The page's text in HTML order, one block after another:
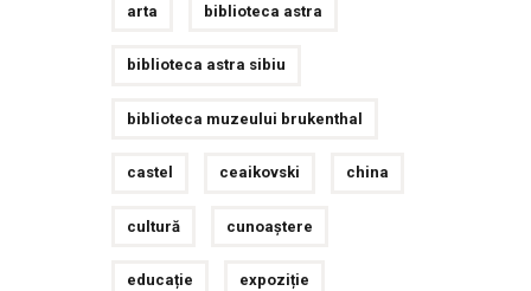
arta biblioteca astra
biblioteca astra sibiu
biblioteca muzeului brukenthal
castel ceaikovski china
cultură cunoaștere
educație expoziție